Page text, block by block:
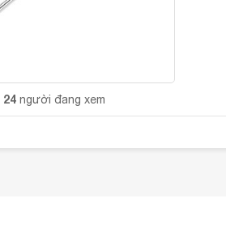
24 người đang xem